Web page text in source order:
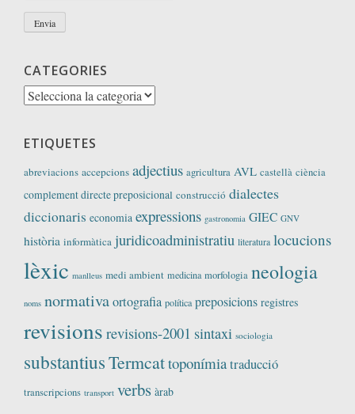
CATEGORIES
Categories
ETIQUETES
abreviacions accepcions adjectius agricultura AVL castellà ciència
complement directe preposicional construcció dialectes
diccionaris economia expressions gastronomia GIEC GNV
història informàtica juridicoadministratiu literatura locucions
lèxic manlleus medi ambient medicina morfologia neologia
noms normativaortografia política preposicions registres
revisions revisions-2001 sintaxi sociologia
substantiusTermcattoponímiatraducció
transcripcions transport verbs àrab